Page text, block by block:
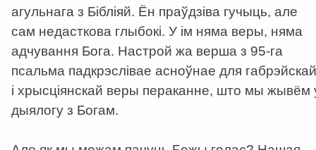
агульнага з Бібліяй. Ён праўдзіва гучыць, але
сам недасткова глыбокі. У ім няма веры, няма
адчування Бога. Настрой жа верша з 95-га
псальма падкрэслівае асноўнае для габрэйскай
і хрысціянскай веры пераканне, што мы жывём
дыялогу з Богам.